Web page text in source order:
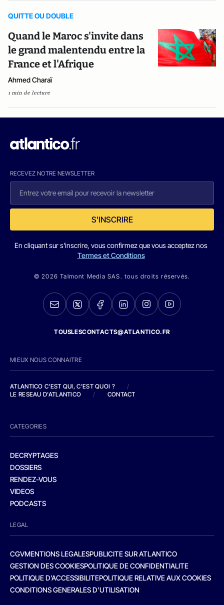
QUITTE OU DOUBLE
Quand le Maroc s'invite dans
le grand malentendu entre la
France et l'Afrique
Ahmed Charaï
1 min de lecture
RECEVEZ NOTRE NEWSLETTER
S'INSCRIRE
En cliquant sur s'inscrire, vous confirmez que vous acceptez nos
Termes et Conditions
© 2026 Talmont Media SAS. tous droits réservés.
TOUSLESCONTACTS@ATLANTICO.FR
MIEUX NOUS CONNAITRE
ATLANTICO C'EST QUI, C'EST QUOI ?
/
LE RESEAU D'ATLANTICO
/ CONTACT
CATEGORIES
DECRYPTAGES
DOSSIERS
RENDEZ-VOUS
VIDEOS
PODCASTS
LEGAL
CGVMENTIONS LEGALESPUBLICITE SUR ATLANTICO
GESTION DES COOKIESPOLITIQUE DE CONFIDENTIALITE
POLITIQUE D’ACCESSIBILITEPOLITIQUE RELATIVE AUX COOKIES
CONDITIONS GENERALES D’UTILISATION